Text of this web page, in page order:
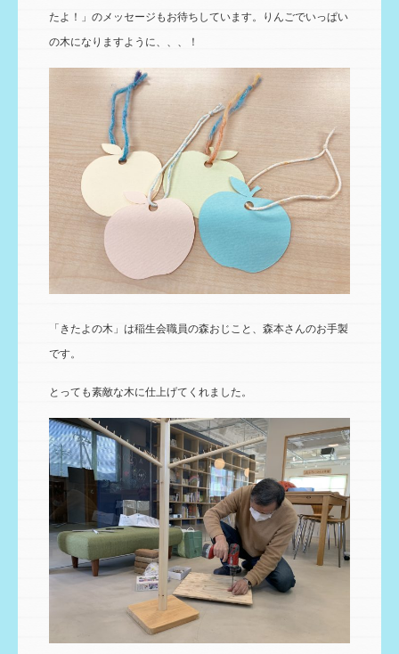
たよ！」のメッセージもお待ちしています。りんごでいっぱい
の木になりますように、、、！
「きたよの木」は稲生会職員の森おじこと、森本さんのお手製
です。
とっても素敵な木に仕上げてくれました。